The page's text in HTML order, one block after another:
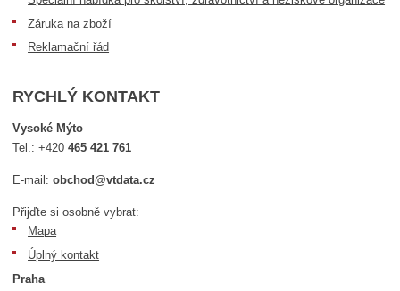
Záruka na zboží
Reklamační řád
RYCHLÝ KONTAKT
Vysoké Mýto
Tel.:+420465 421 761
E-mail:obchod@vtdata.cz
Přijďte si osobně vybrat:
Mapa
Úplný kontakt
Praha